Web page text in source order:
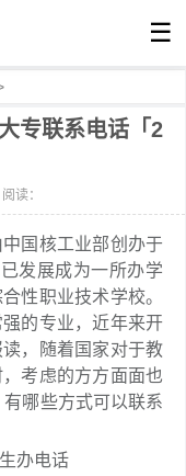
☰
专联系电话「2
阅读：
国核工业部创办于
发展成为一所办学
性职业技术学校。
的专业，近年来开
，随着国家对于教
考虑的方方面面也
哪些方式可以联系
办电话